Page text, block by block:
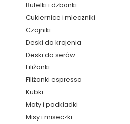
Butelki i dzbanki
Cukiernice i mleczniki
Czajniki
Deski do krojenia
Deski do serów
Filiżanki
Filiżanki espresso
Kubki
Maty i podkładki
Misy i miseczki